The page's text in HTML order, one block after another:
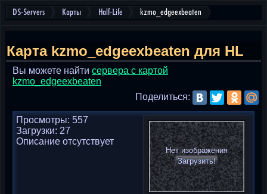
DS-Servers Карты Half-Life kzmo_edgeexbeaten
Карта kzmo_edgeexbeaten для HL
Вы можете найти cервера с картой
kzmo_edgeexbeaten
Поделиться:
Нет изображения
Загрузить!
Просмотры: 557
Загрузки: 27
Описание отсутствует